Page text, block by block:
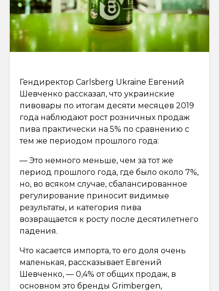
Гендиректор Carlsberg Ukraine Евгений
Шевченко рассказал, что украинские
пивовары по итогам десяти месяцев 2019
года наблюдают рост розничных продаж
пива практически на 5% по сравнению с
тем же периодом прошлого года:
— Это немного меньше, чем за тот же
период прошлого года, где было около 7%,
но, во всяком случае, сбалансированное
регулирование приносит видимые
результаты, и категория пива
возвращается к росту после десятилетнего
падения.
Что касается импорта, то его доля очень
маленькая, рассказывает Евгений
Шевченко, — 0,4% от общих продаж, в
основном это бренды Grimbergen,